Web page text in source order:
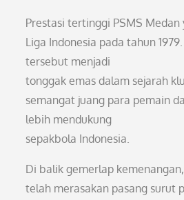
Prestasi tertinggi PSMS
Liga Indonesia pada tahun
tersebut menjadi
tonggak emas dalam sejarah
semangat juang para pemain
lebih mendukung
sepakbola Indonesia.
Di balik gemerlap
telah merasakan pasang surut